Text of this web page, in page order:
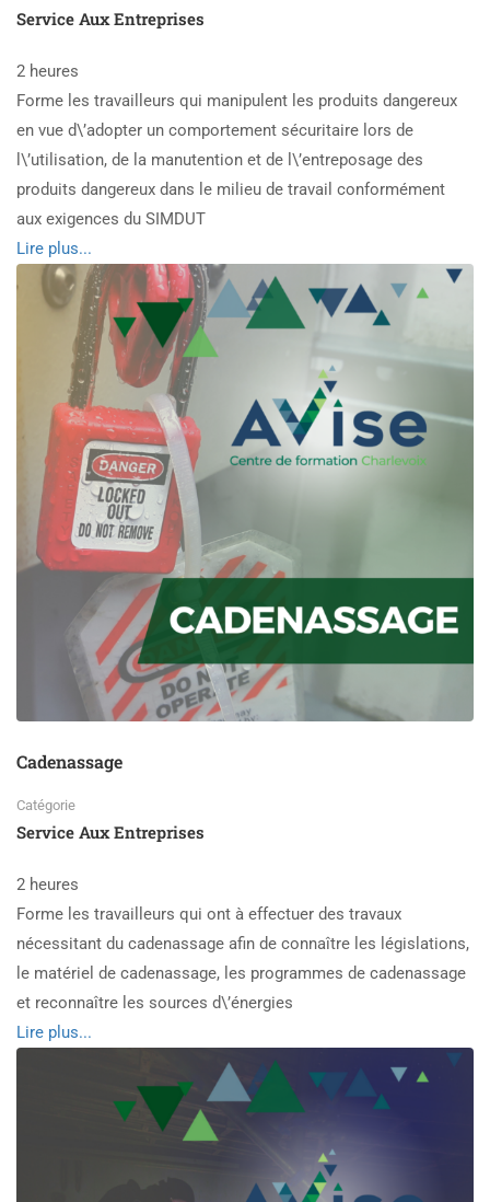
Service Aux Entreprises
2 heures
Forme les travailleurs qui manipulent les produits dangereux
en vue d\’adopter un comportement sécuritaire lors de
l\’utilisation, de la manutention et de l\’entreposage des
produits dangereux dans le milieu de travail conformément
aux exigences du SIMDUT
Read
about
SIMDUT
Lire plus...
Cadenassage
Catégorie
Service Aux Entreprises
2 heures
Forme les travailleurs qui ont à effectuer des travaux
nécessitant du cadenassage afin de connaître les législations,
le matériel de cadenassage, les programmes de cadenassage
et reconnaître les sources d\’énergies
Read
Lire plus...